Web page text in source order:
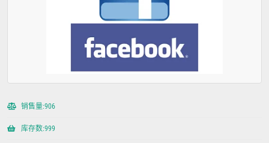
销售量:906
库存数:999